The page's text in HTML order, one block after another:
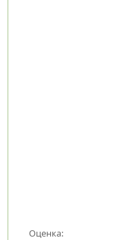
Оценка: